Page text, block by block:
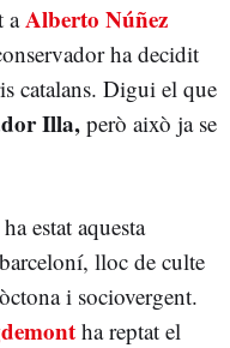
aAlberto Núñez
ha decidit
catalans. Digui el que
Illa, però això ja se
estat aquesta
barceloní, lloc de culte
i sociovergent.
ha reptat el